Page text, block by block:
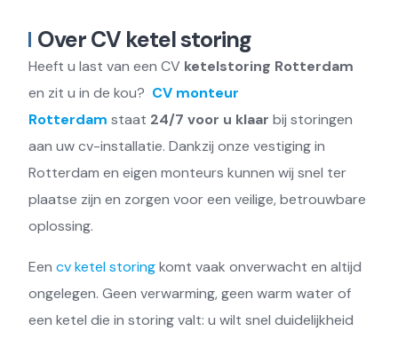
Over CV ketel storing
Heeft u last van een CV ketelstoring Rotterdam
en zit u in de kou? CV monteur
Rotterdam staat 24/7 voor u klaar bij storingen
aan uw cv-installatie. Dankzij onze vestiging in
Rotterdam en eigen monteurs kunnen wij snel ter
plaatse zijn en zorgen voor een veilige, betrouwbare
oplossing.
Een cv ketel storingkomt vaak onverwacht en altijd
ongelegen. Geen verwarming, geen warm water of
een ketel die in storing valt: u wilt snel duidelijkheid